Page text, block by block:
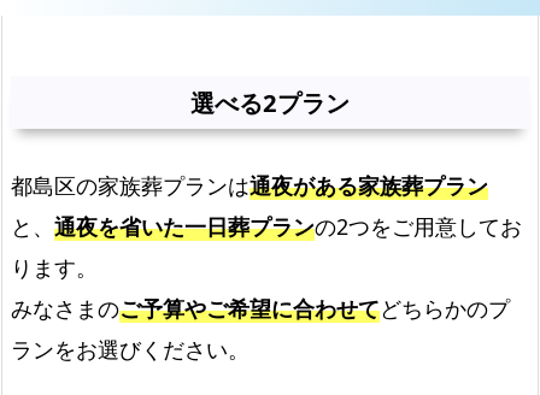
例
の
ご
介
て
ご
選べる2プラン
都島区の家族葬プランは通夜がある家族葬プラン
と、 通夜を省いた一日葬プランの2つをご用意してお
ります。
みなさまのご予算やご希望に合わせてどちらかのプ
ランをお選びください。